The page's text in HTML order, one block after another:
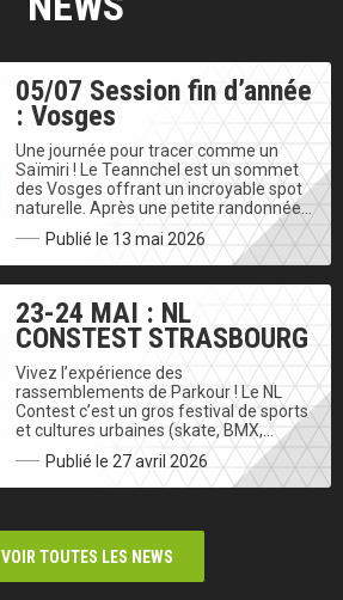
05/07 Session fin d’année
: Vosges
Une journée pour tracer comme un
Saïmiri ! Le Teannchel est un sommet
des Vosges offrant un incroyable spot
naturelle. Après une petite randonnée…
Publié le 13 mai 2026
23-24 MAI : NL
CONSTEST STRASBOURG
Vivez l’expérience des
rassemblements de Parkour ! Le NL
Contest c’est un gros festival de sports
et cultures urbaines (skate, BMX,…
Publié le 27 avril 2026
VOIR TOUTES LES NEWS